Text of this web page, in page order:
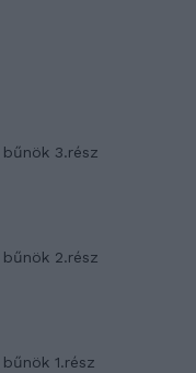
3.rész
2.rész
1.rész